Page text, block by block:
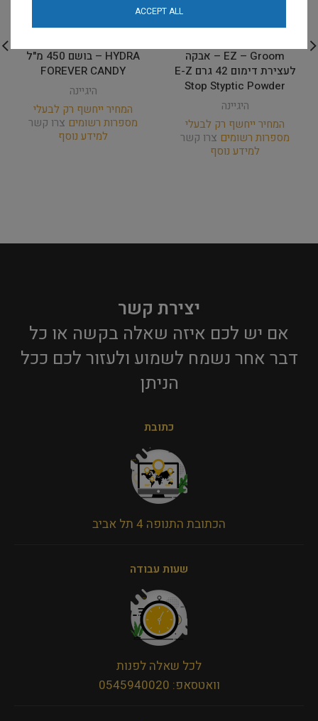
EZ – Groom – אבקה
לעצירת דימום 42 גרם E-Z
Stop Styptic Powder
היגיינה
המחיר ייחשף רק לבעלי
מספרות רשומים צרו קשר
למידע נוסף
HYDRA – בושם 450 מ"ל
FOREVER CANDY
היגיינה
המחיר ייחשף רק לבעלי
מספרות רשומים צרו קשר
למידע נוסף
יצירת קשר
אם יש לכם איזה שאלה בקשה או כל
דבר אחר נשמח לשמוע ולעזור לכם ככל
הניתן​
כתובת
הכתובת התנופה 4 תל אביב
שעות עבודה
לכל שאלה לפנות
וואטסאפ: 0545940020
ACCEPT ALL